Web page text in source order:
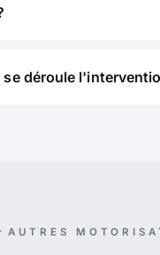
se déroule
AUTRES